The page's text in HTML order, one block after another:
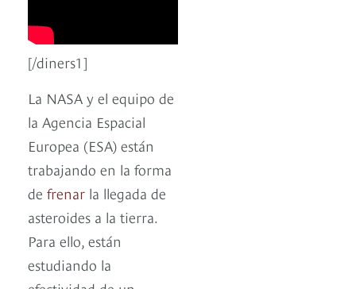
[/diners1]
La NASA y el equipo de
la Agencia Espacial
Europea (ESA) están
trabajando en la forma
de frenar la llegada de
asteroides a la tierra.
Para ello, están
estudiando la